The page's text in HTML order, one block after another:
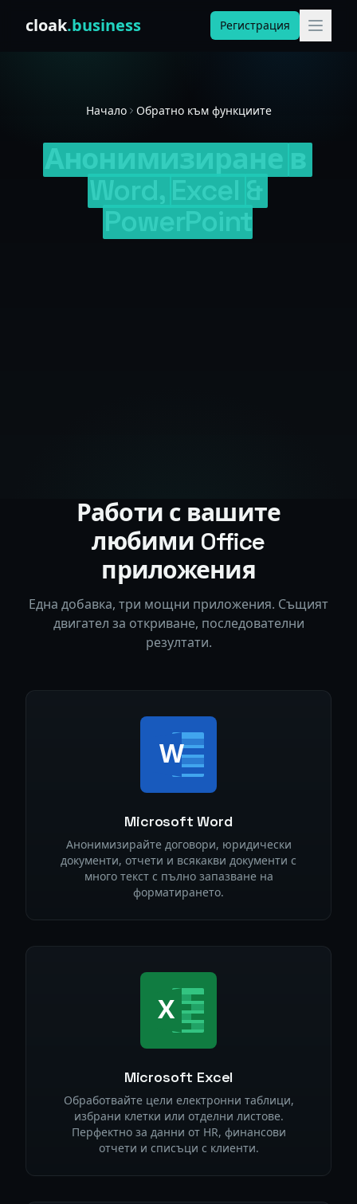
cloak.business Регистрация
Начало Обратно към функциите
Работи с вашите
любими Office
приложения
Една добавка, три мощни приложения. Същият
двигател за откриване, последователни
резултати.
Microsoft Word
Анонимизирайте договори, юридически
документи, отчети и всякакви документи с
много текст с пълно запазване на
форматирането.
Microsoft Excel
Обработвайте цели електронни таблици,
избрани клетки или отделни листове.
Перфектно за данни от HR, финансови
отчети и списъци с клиенти.